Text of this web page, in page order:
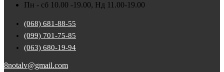
Пн - сб 10.00 -19.00, Нд 11.00-19.00
(068) 681-88-55
(099) 701-75-85
(063) 680-19-94
8notalv@gmail.com